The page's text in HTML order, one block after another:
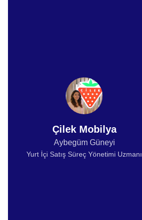
Çilek Mobilya
Aybegüm Güneyi
Yurt İçi Satış Süreç Yönetimi Uzmanı